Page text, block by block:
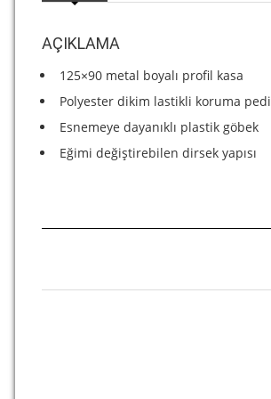
AÇIKLAMA
125×90 metal boyalı profil kasa
Polyester dikim lastikli koruma pedi
Esnemeye dayanıklı plastik göbek
Eğimi değiştirebilen dirsek yapısı